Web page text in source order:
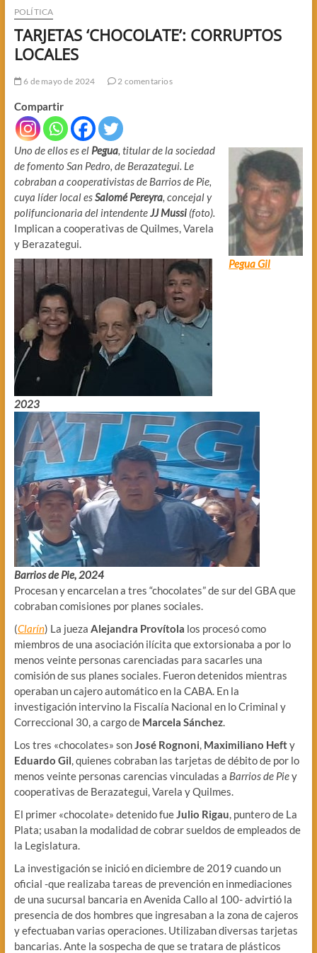
POLÍTICA
TARJETAS ‘CHOCOLATE’: CORRUPTOS
LOCALES
6 de mayo de 2024 2 comentarios
Compartir
Pegua Gil
Uno de ellos es el Pegua, titular de la sociedad
de fomento San Pedro, de Berazategui. Le
cobraban a cooperativistas de Barrios de Pie,
cuya líder local esSalomé Pereyra, concejal y
polifuncionaria del intendenteJJ Mussi(foto).
Implican a cooperativas de Quilmes, Varela
y Berazategui.
2023
Barrios de Pie, 2024
Procesan y encarcelan a tres “chocolates” de sur del GBA que
cobraban comisiones por planes sociales.
(Clarín) La jueza Alejandra Provítola los procesó como
miembros de una asociación ilícita que extorsionaba a por lo
menos veinte personas carenciadas para sacarles una
comisión de sus planes sociales. Fueron detenidos mientras
operaban un cajero automático en la CABA. En la
investigación intervino la Fiscalía Nacional en lo Criminal y
Correccional 30, a cargo de Marcela Sánchez.
Los tres «chocolates» sonJosé Rognoni, Maximiliano Hefty
Eduardo Gil, quienes cobraban las tarjetas de débito de por lo
menos veinte personas carencias vinculadas a Barrios de Piey
cooperativas de Berazategui, Varela y Quilmes.
El primer «chocolate» detenido fueJulio Rigau, puntero de La
Plata; usaban la modalidad de cobrar sueldos de empleados de
la Legislatura.
La investigación se inició en diciembre de 2019 cuando un
oficial -que realizaba tareas de prevención en inmediaciones
de una sucursal bancaria en Avenida Callo al 100- advirtió la
presencia de dos hombres que ingresaban a la zona de cajeros
y efectuaban varias operaciones. Utilizaban diversas tarjetas
bancarias. Ante la sospecha de que se tratara de plásticos